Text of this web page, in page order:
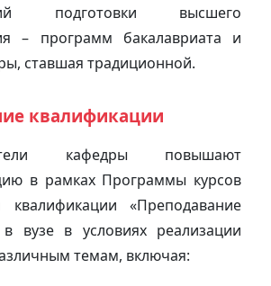
подготовки высшего
– программ бакалавриата и
ставшая традиционной.
квалификации
кафедры повышают
в рамках Программы курсов
квалификации «Преподавание
вузе в условиях реализации
темам, включая: